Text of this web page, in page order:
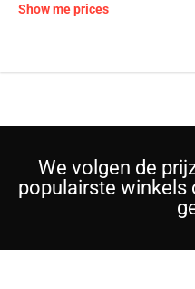
Show me prices
We volgen de
populairste winkels